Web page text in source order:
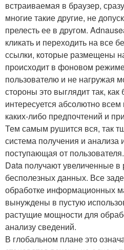
встраиваемая в браузер,
многие такие другие, не
прелесть ее в другом.
кликать и переходить на все
ссылки, которые размещены
происходит в фоновом
пользователю и не нагружая
стороны это выглядит так, как
интересуется абсолютно
каких-либо предпочтений и
Тем самым рушится вся, так
система получения и
поступающая от
Data получают увеличенные
бесполезных данных. Все
обработке информационных
вынуждены в пустую
растущие мощности для
анализу сведений.
В глобальном плане это